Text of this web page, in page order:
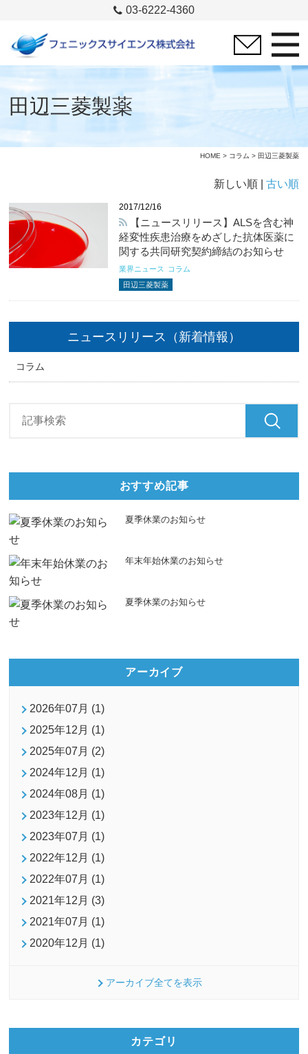
03-6222-4360
田辺三菱製薬
HOME > コラム > 田辺三菱製薬
新しい順 | 古い順
2017/12/16
【ニュースリリース】ALSを含む神
経変性疾患治療をめざした抗体医薬に
関する共同研究契約締結のお知らせ
業界ニュース
コラム
田辺三菱製薬
ニュースリリース（新着情報）
コラム
おすすめ記事
夏季休業のお知らせ
年末年始休業のお知らせ
夏季休業のお知らせ
アーカイブ
2026年07月 (1)
2025年12月 (1)
2025年07月 (2)
2024年12月 (1)
2024年08月 (1)
2023年12月 (1)
2023年07月 (1)
2022年12月 (1)
2022年07月 (1)
2021年12月 (3)
2021年07月 (1)
2020年12月 (1)
アーカイブ全てを表示
カテゴリ